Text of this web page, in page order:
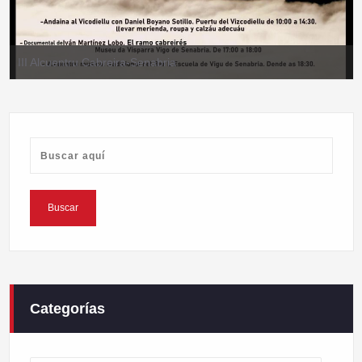
III Alcuentru Cabreira-Senabria
Categorías